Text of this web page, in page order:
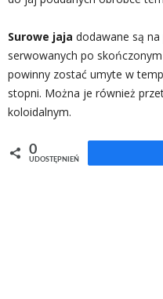
Surowe jaja dodawane są
serwowanych po
powinny zostać umyte w
stopni. Można je również
koloidalnym.
0
UDOSTĘPNIEŃ